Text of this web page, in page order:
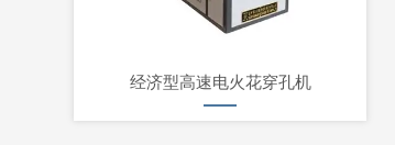
经济型高速电火花穿孔机